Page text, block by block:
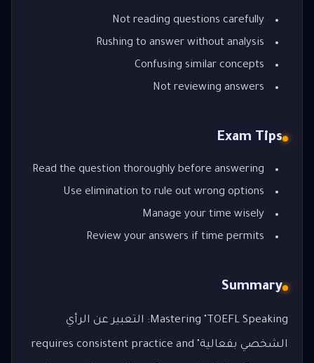
Not reading questions carefully
Rushing to answer without analysis
Confusing similar concepts
Not reviewing answers
Exam Tips
Read the question thoroughly before answering
Use elimination to rule out wrong options
Manage your time wisely
Review your answers if time permits
Summary
Mastering "TOEFL Speaking: التعبير عن الرأي
الشخصي بفعالية" requires consistent practice and